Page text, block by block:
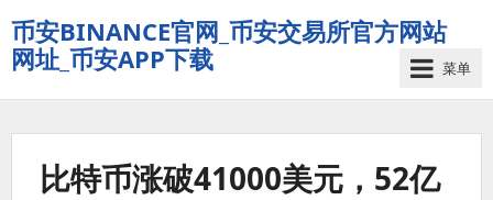
币安BINANCE官网_币安交易所官方网站
网址_币安APP下载
菜单
比特币涨破41000美元，52亿